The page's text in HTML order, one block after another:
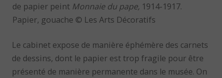
de papier peint Monnaie du pape, 1914-1917.
Papier, gouache © Les Arts Décoratifs
Le cabinet expose de manière éphémère des carnets
de dessins, dont le papier est trop fragile pour être
présenté de manière permanente dans le musée. On